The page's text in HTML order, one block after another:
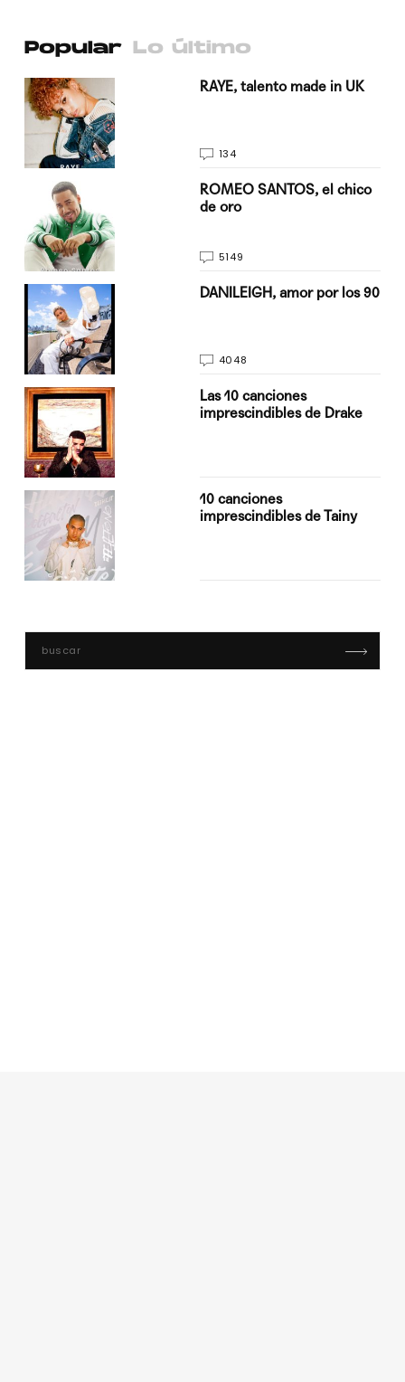
Popular Lo último
RAYE, talento made in UK
134
ROMEO SANTOS, el chico
de oro
5149
DANILEIGH, amor por los 90
4048
Las 10 canciones
imprescindibles de Drake
10 canciones
imprescindibles de Tainy